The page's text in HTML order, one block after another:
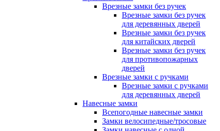
Врезные замки без ручек
Врезные замки без ручек
для деревянных дверей
Врезные замки без ручек
для китайских дверей
Врезные замки без ручек
для противопожарных
дверей
Врезные замки с ручками
Врезные замки с ручками
для деревянных дверей
Навесные замки
Всепогодные навесные замки
Замки велосипедные/тросовые